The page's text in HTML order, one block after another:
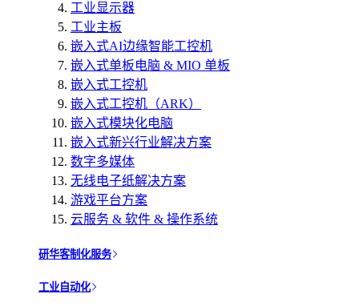
工业显示器
工业主板
嵌入式AI边缘智能工控机
嵌入式单板电脑 & MIO 单板
嵌入式工控机
嵌入式工控机（ARK）
嵌入式模块化电脑
嵌入式新兴行业解决方案
数字多媒体
无线电子纸解决方案
游戏平台方案
云服务 & 软件 & 操作系统
研华客制化服务
工业自动化